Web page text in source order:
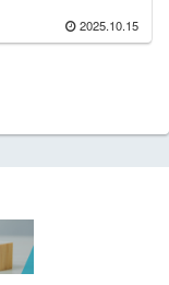
2025.10.15